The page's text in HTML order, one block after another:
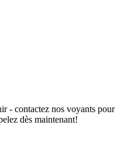
- contactez nos voyants pour
dès maintenant!